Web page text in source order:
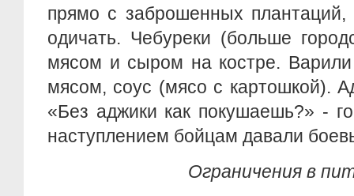
прямо с заброшенных
одичать. Чебуреки (больше
мясом и сыром на костре.
мясом, соус (мясо с картошкой).
«Без аджики как покушаешь?» -
наступлением бойцам давали
Ограничения в